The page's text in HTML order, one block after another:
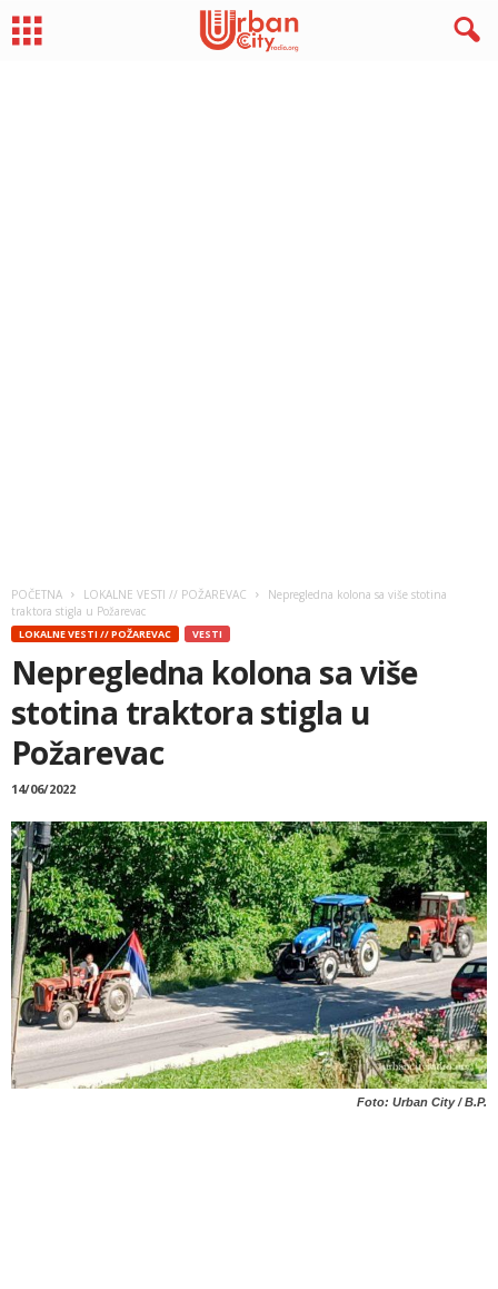
POČETNA LOKALNE VESTI // POŽAREVAC
Nepregledna kolona sa više stotina
traktora stigla u Požarevac
LOKALNE VESTI // POŽAREVAC VESTI
Nepregledna kolona sa više
stotina traktora stigla u
Požarevac
14/06/2022
Foto: Urban City / B.P.